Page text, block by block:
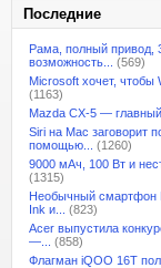
Последние
Рама, полный привод,
возможность...
(569)
Microsoft хочет, чтобы
(1163)
Mazda CX-5 — главный
Siri на Mac заговорит
помощью...
(1260)
9000 мАч, 100 Вт и
(1315)
Необычный смартфон
Ink и...
(823)
Acer выпустила
—...
(858)
Флагман iQOO 16T